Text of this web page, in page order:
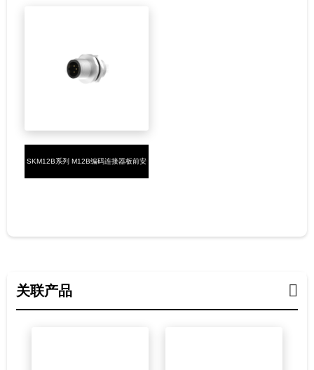
SKM12B系列 M12B编码连接器板前安
关联产品